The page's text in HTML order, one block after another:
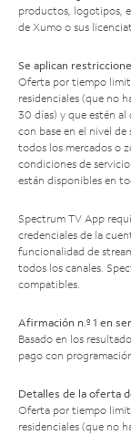
productos, logotipos,
de Xumo o sus
Se aplican
Oferta por tiempo
residenciales (que no
30 días) y que estén
con base en el nivel
todos los mercados o
condiciones de
están disponibles en
Spectrum TV App
credenciales de la
funcionalidad de
todos los canales.
compatibles.
Afirmación n.º 1 en
Basado en los
pago con
Detalles de la oferta
Oferta por tiempo
residenciales (que no